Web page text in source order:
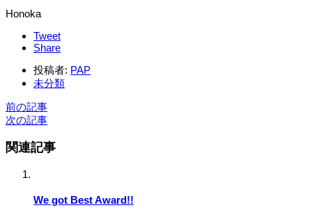
Honoka
Tweet
Share
投稿者: PAP
未分類
前の記事
次の記事
関連記事
We got Best Award!!